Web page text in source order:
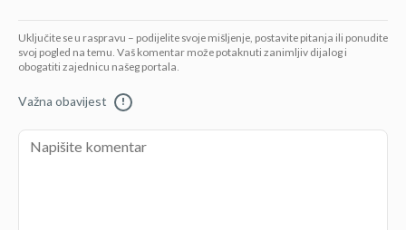
Uključite se u raspravu – podijelite svoje mišljenje, postavite pitanja ili ponudite
svoj pogled na temu. Vaš komentar može potaknuti zanimljiv dijalog i
obogatiti zajednicu našeg portala.
Važna obavijest !